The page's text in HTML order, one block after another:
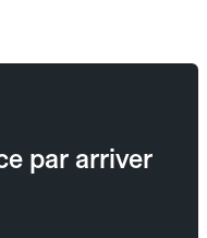
par arriver